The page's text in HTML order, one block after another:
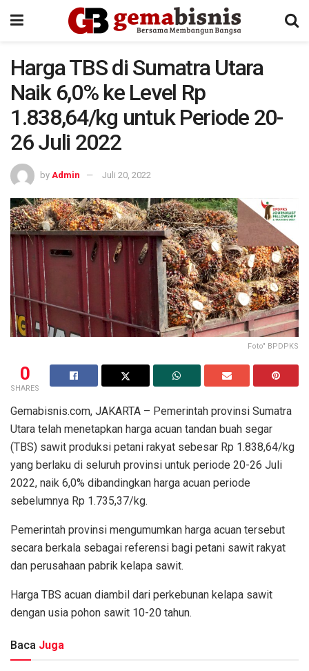
Harga TBS di Sumatra Utara
Naik 6,0% ke Level Rp
1.838,64/kg untuk Periode 20-
26 Juli 2022
by Admin Juli 20, 2022
Foto" BPDPKS
0
SHARES
Gemabisnis.com, JAKARTA – Pemerintah provinsi Sumatra
Utara telah menetapkan harga acuan tandan buah segar
(TBS) sawit produksi petani rakyat sebesar Rp 1.838,64/kg
yang berlaku di seluruh provinsi untuk periode 20-26 Juli
2022, naik 6,0% dibandingkan harga acuan periode
sebelumnya Rp 1.735,37/kg.
Pemerintah provinsi mengumumkan harga acuan tersebut
secara berkala sebagai referensi bagi petani sawit rakyat
dan perusahaan pabrik kelapa sawit.
Harga TBS acuan diambil dari perkebunan kelapa sawit
dengan usia pohon sawit 10-20 tahun.
Baca Juga